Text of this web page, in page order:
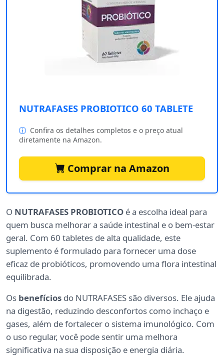
NUTRAFASES PROBIOTICO 60 TABLETE
Confira os detalhes completos e o preço atual
diretamente na Amazon.
Comprar na Amazon
O NUTRAFASES PROBIOTICO é a escolha ideal para
quem busca melhorar a saúde intestinal e o bem-estar
geral. Com 60 tabletes de alta qualidade, este
suplemento é formulado para fornecer uma dose
eficaz de probióticos, promovendo uma flora intestinal
equilibrada.
Os benefícios do NUTRAFASES são diversos. Ele ajuda
na digestão, reduzindo desconfortos como inchaço e
gases, além de fortalecer o sistema imunológico. Com
o uso regular, você pode sentir uma melhora
significativa na sua disposição e energia diária.